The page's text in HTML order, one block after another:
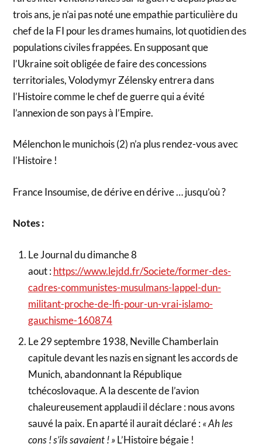
trois ans, je n’ai pas noté une empathie particulière du
chef de la FI pour les drames humains, lot quotidien des
populations civiles frappées. En supposant que
l’Ukraine soit obligée de faire des concessions
territoriales, Volodymyr Zélensky entrera dans
l’Histoire comme le chef de guerre qui a évité
l’annexion de son pays à l’Empire.
Mélenchon le munichois (2) n’a plus rendez-vous avec
l’Histoire !
France Insoumise, de dérive en dérive … jusqu’où ?
Notes :
Le Journal du dimanche 8
aout :https://www.lejdd.fr/Societe/former-des-
cadres-communistes-musulmans-lappel-dun-
militant-proche-de-lfi-pour-un-vrai-islamo-
gauchisme-160874
Le 29 septembre 1938, Neville Chamberlain
capitule devant les nazis en signant les accords de
Munich, abandonnant la République
tchécoslovaque. A la descente de l’avion
chaleureusement applaudi il déclare : nous avons
sauvé la paix. En aparté il aurait déclaré :« Ah les
cons ! s’ils savaient ! »L’Histoire bégaie !